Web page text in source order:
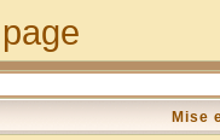
Mise